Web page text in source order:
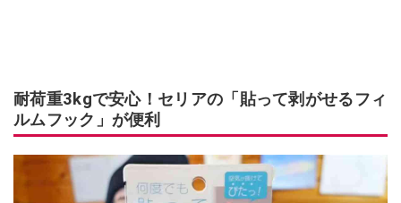
耐荷重3kgで安心！セリアの「貼って剥がせるフィ
ルムフック」が便利